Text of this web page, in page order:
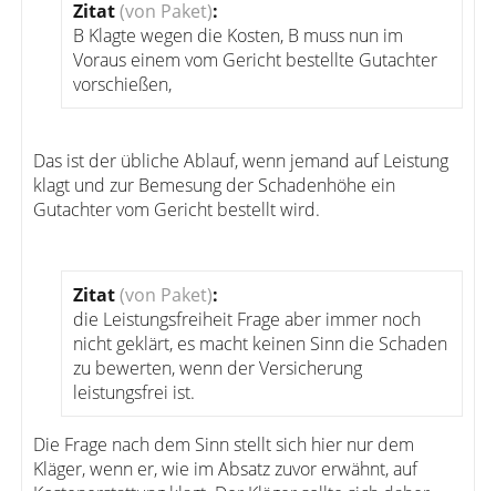
Zitat(von Paket):
B Klagte wegen die Kosten, B muss nun im
Voraus einem vom Gericht bestellte Gutachter
vorschießen,
Das ist der übliche Ablauf, wenn jemand auf Leistung
klagt und zur Bemesung der Schadenhöhe ein
Gutachter vom Gericht bestellt wird.
Zitat(von Paket):
die Leistungsfreiheit Frage aber immer noch
nicht geklärt, es macht keinen Sinn die Schaden
zu bewerten, wenn der Versicherung
leistungsfrei ist.
Die Frage nach dem Sinn stellt sich hier nur dem
Kläger, wenn er, wie im Absatz zuvor erwähnt, auf